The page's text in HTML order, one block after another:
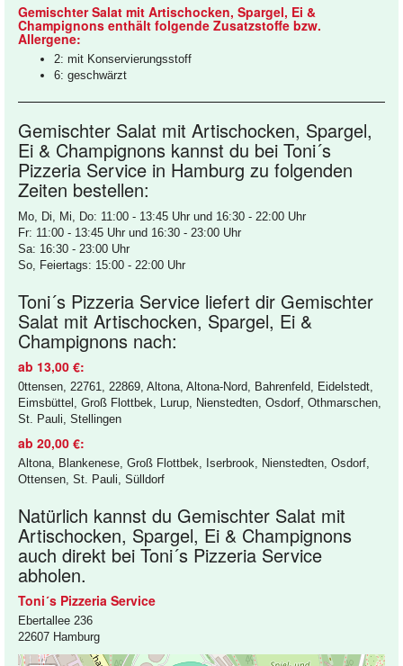
Gemischter Salat mit Artischocken, Spargel, Ei &
Champignons enthält folgende Zusatzstoffe bzw.
Allergene:
2: mit Konservierungsstoff
6: geschwärzt
Gemischter Salat mit Artischocken, Spargel,
Ei & Champignons kannst du bei Toni´s
Pizzeria Service in Hamburg zu folgenden
Zeiten bestellen:
Mo, Di, Mi, Do: 11:00 - 13:45 Uhr und 16:30 - 22:00 Uhr
Fr: 11:00 - 13:45 Uhr und 16:30 - 23:00 Uhr
Sa: 16:30 - 23:00 Uhr
So, Feiertags: 15:00 - 22:00 Uhr
Toni´s Pizzeria Service liefert dir Gemischter
Salat mit Artischocken, Spargel, Ei &
Champignons nach:
ab 13,00 €:
0ttensen, 22761, 22869, Altona, Altona-Nord, Bahrenfeld, Eidelstedt,
Eimsbüttel, Groß Flottbek, Lurup, Nienstedten, Osdorf, Othmarschen,
St. Pauli, Stellingen
ab 20,00 €:
Altona, Blankenese, Groß Flottbek, Iserbrook, Nienstedten, Osdorf,
Ottensen, St. Pauli, Sülldorf
Natürlich kannst du Gemischter Salat mit
Artischocken, Spargel, Ei & Champignons
auch direkt bei Toni´s Pizzeria Service
abholen.
Toni´s Pizzeria Service
Ebertallee 236
22607 Hamburg